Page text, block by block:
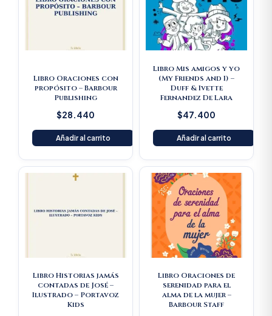
Libro Oraciones con
propósito – Barbour
Publishing
$28.440
Añadir al carrito
Libro Mis amigos y yo
(My Friends and I) –
Duff & Ivette
Fernandez De Lara
$47.400
Añadir al carrito
Libro Historias jamás
contadas de José –
Ilustrado – Portavoz
Kids
Libro Oraciones de
serenidad para el
alma de la mujer –
Barbour Staff